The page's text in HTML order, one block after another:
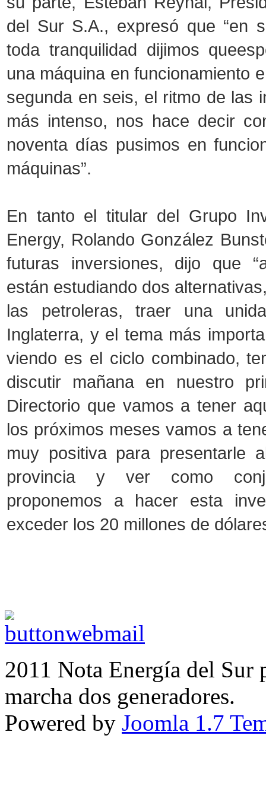
del Sur S.A., expresó que “en
toda tranquilidad dijimos
una máquina en funcionamiento
segunda en seis, el ritmo de las
más intenso, nos hace decir
noventa días pusimos en
máquinas”.
En tanto el titular del Grupo
Energy, Rolando González
futuras inversiones, dijo que
están estudiando dos
las petroleras, traer una
Inglaterra, y el tema más
viendo es el ciclo combinado,
discutir mañana en nuestro
Directorio que vamos a tener
los próximos meses vamos a
muy positiva para presentarle
provincia y ver como
proponemos a hacer esta
exceder los 20 millones de
2011 Nota Energía del Sur
marcha dos generadores.
Powered by Joomla 1.7